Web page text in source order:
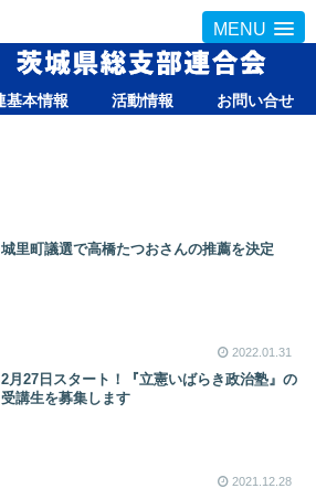
MENU
基本情報 活動情報 お問い合せ
城里町議選で高橋たつおさんの推薦を決定
2022.01.31
2月27日スタート！『立憲いばらき政治塾』の
受講生を募集します
2021.12.28